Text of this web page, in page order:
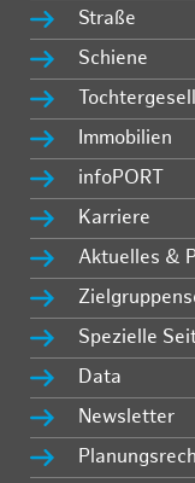
Straße
Schiene
Immobilien
infoPORT
Karriere
Aktuelles &
Spezielle
Data
Newsletter